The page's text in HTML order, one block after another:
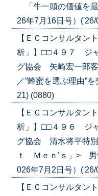
「牛一頭の価値を
26年7月16日号）('26/
【ＥＣコンサルタン
析」】□□４９７ ジ
グ協会 矢崎宏一郎
／”蜂蜜を選ぶ理由”
21) (0880)
【ＥＣコンサルタン
析」】□□４９６ ジ
グ協会 清水将平特
ｔ Ｍｅｎ’ｓ」> 男
026年7月2日号）('26/
【ＥＣコンサルタン